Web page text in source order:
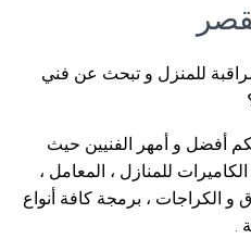
للمنزل و تبحث عن فني
أفضل و أمهر الفنيين حيث
للمنازل ، المعامل ،
و الكراجات ، برمجة كافة أنواع
.